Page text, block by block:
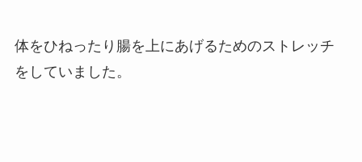
体をひねったり腸を上にあげるためのストレッチ
をしていました。